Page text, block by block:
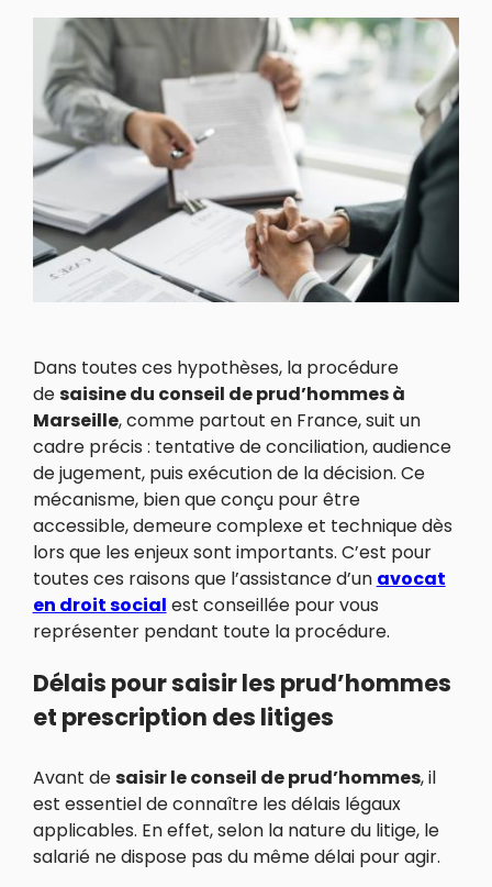
Dans toutes ces hypothèses, la procédure
desaisine du conseil de prud’hommes à
Marseille, comme partout en France, suit un
cadre précis : tentative de conciliation, audience
de jugement, puis exécution de la décision. Ce
mécanisme, bien que conçu pour être
accessible, demeure complexe et technique dès
lors que les enjeux sont importants. C’est pour
toutes ces raisons que l’assistance d’un avocat
en droit social est conseillée pour vous
représenter pendant toute la procédure.
Délais pour saisir les prud’hommes
et prescription des litiges
Avant desaisir le conseil de prud’hommes, il
est essentiel de connaître les délais légaux
applicables. En effet, selon la nature du litige, le
salarié ne dispose pas du même délai pour agir.